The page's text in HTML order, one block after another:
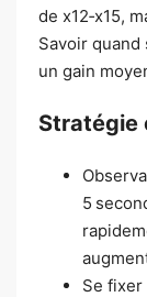
de x12‑x15,
Savoir
un gain
Stratégie
5
Se